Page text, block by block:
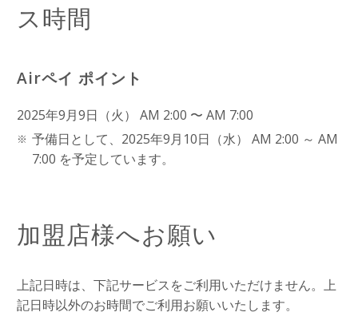
ス時間
Airペイ ポイント
2025年9月9日（火） AM 2:00 〜 AM 7:00
予備日として、2025年9月10日（水） AM 2:00 ～ AM
7:00 を予定しています。
加盟店様へお願い
上記日時は、下記サービスをご利用いただけません。上
記日時以外のお時間でご利用お願いいたします。